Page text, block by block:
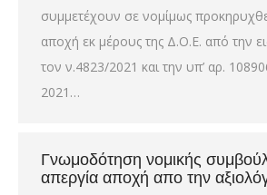
συμμετέχουν σε νομίμως
αποχή εκ μέρους της Δ.Ο.Ε. από την
τον ν.4823/2021 και την υπ’ αρ.
2021…
Γνωμοδότηση νομικής
απεργία αποχή απο την